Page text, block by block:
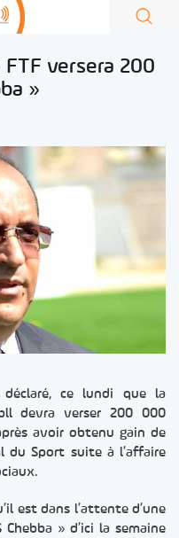
versera 200
»
ce lundi que la
devra verser 200 000
avoir obtenu gain de
du Sport suite à l’affaire
est dans l’attente d’une
» d’ici la semaine